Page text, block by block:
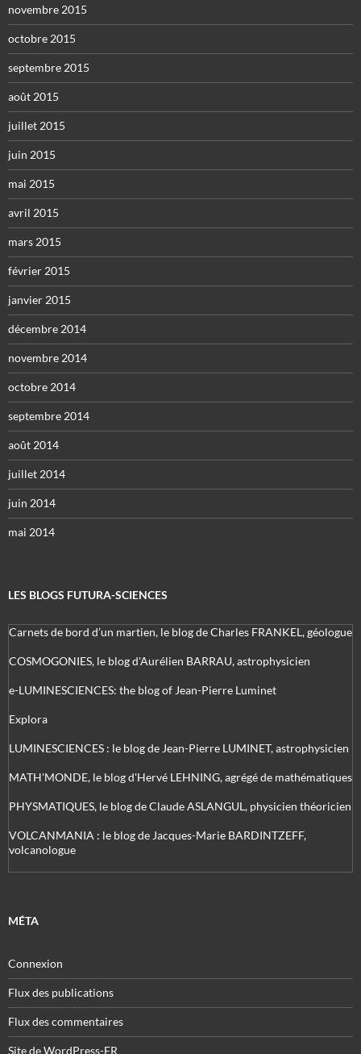
novembre 2015
octobre 2015
septembre 2015
août 2015
juillet 2015
juin 2015
mai 2015
avril 2015
mars 2015
février 2015
janvier 2015
décembre 2014
novembre 2014
octobre 2014
septembre 2014
août 2014
juillet 2014
juin 2014
mai 2014
LES BLOGS FUTURA-SCIENCES
Carnets de bord d’un martien, le blog de Charles FRANKEL, géologue
COSMOGONIES, le blog d'Aurélien BARRAU, astrophysicien
e-LUMINESCIENCES: the blog of Jean-Pierre Luminet
Explora
LUMINESCIENCES : le blog de Jean-Pierre LUMINET, astrophysicien
MATH'MONDE, le blog d'Hervé LEHNING, agrégé de mathématiques
PHYSMATIQUES, le blog de Claude ASLANGUL, physicien théoricien
VOLCANMANIA : le blog de Jacques-Marie BARDINTZEFF,
volcanologue
MÉTA
Connexion
Flux des publications
Flux des commentaires
Site de WordPress-FR